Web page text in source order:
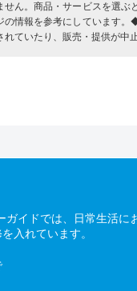
ん。商品・サービスを選
情報を参考にしています
ていたり、販売・提供が中
イドでは、日常生活
入れています。